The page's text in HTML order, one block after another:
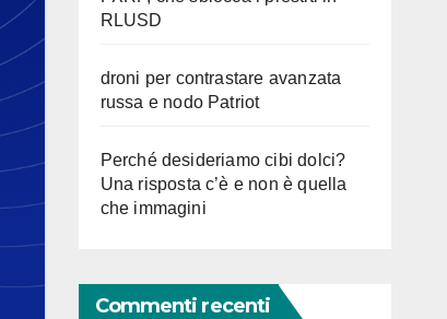
RLUSD
droni per contrastare avanzata
russa e nodo Patriot
Perché desideriamo cibi dolci?
Una risposta c’è e non è quella
che immagini
Commenti recenti